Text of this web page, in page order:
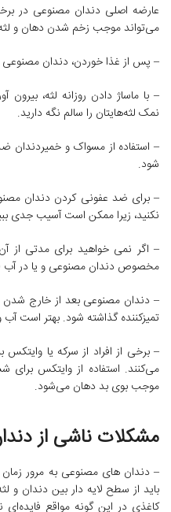
عارضه اصلی دندان مصنوعی در
می‌تواند موجب زخم شدن دهان و
– پس از غذا خوردن، دندان مصنوعی
– با ماساژ دادن روزانه لثه،
نمک لثه‌‌هایتان را سالم نگه دارید.
– استفاده از مسواک و
شود.
– برای ضد عفونی کردن دندان
نکنید، زیرا ممکن است آسیب جدی
– اگر نمی خواهید برای مدتی از
مخصوص دندان مصنوعی و یا در آب
– دندان مصنوعی بعد از خارج شدن
تمیزکننده گذاشته شود. بهتر است آب
– برخی از افراد از سرکه یا
می‌کنند. استفاده از وایتکس
موجب بوی بد دهان می‌شود.
مشکلات ناشی از
– دندان های مصنوعی به مرور زمان
باید از سطح لایه دار بین دندان و
کاغذی در این گونه مواقع فایده‌ای